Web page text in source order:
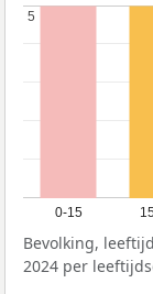
0-15
5
5
Bevolking,
2024 per